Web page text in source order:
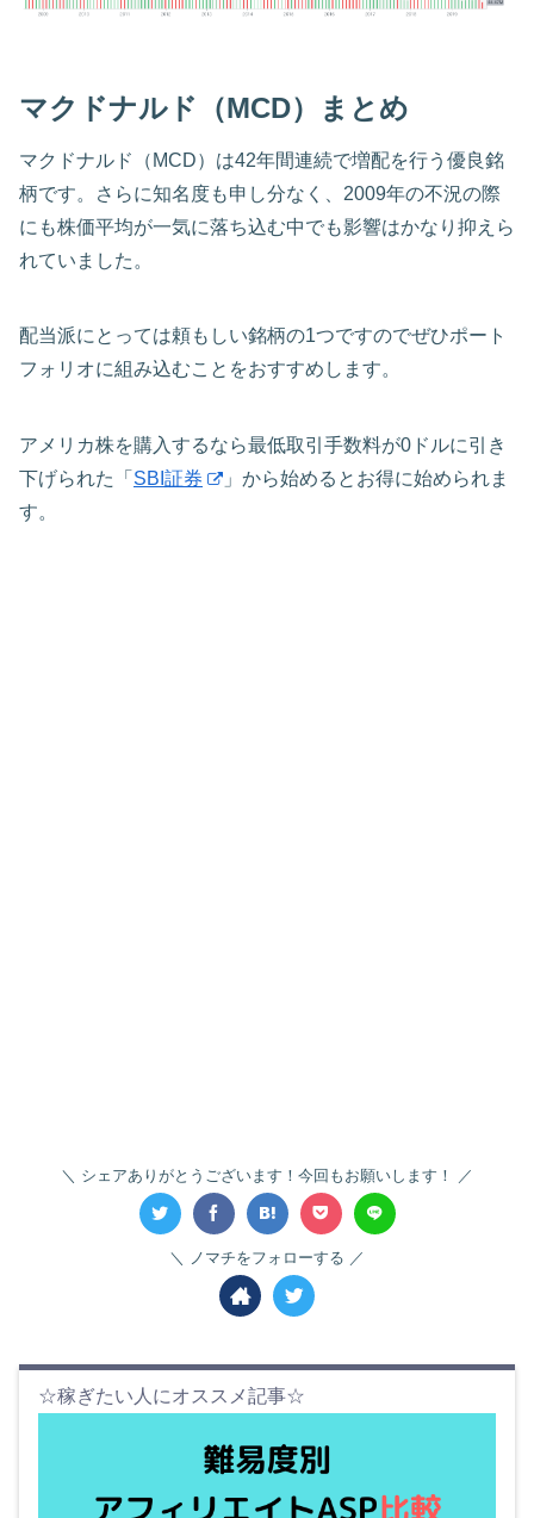
マクドナルド（MCD）まとめ
マクドナルド（MCD）は42年間連続で増配を行う優良銘
柄です。さらに知名度も申し分なく、2009年の不況の際
にも株価平均が一気に落ち込む中でも影響はかなり抑えら
れていました。
配当派にとっては頼もしい銘柄の1つですのでぜひポート
フォリオに組み込むことをおすすめします。
アメリカ株を購入するなら最低取引手数料が0ドルに引き
下げられた「 SBI証券
」から始めるとお得に始められま
す。
シェアありがとうございます！今回もお願いします！
ノマチをフォローする
☆稼ぎたい人にオススメ記事☆